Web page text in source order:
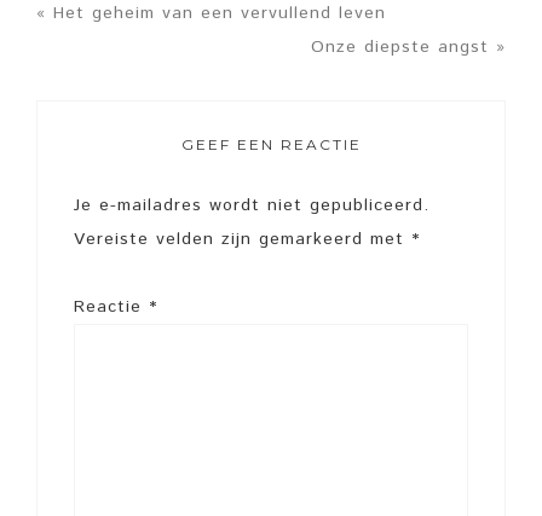
« Het geheim van een vervullend leven
Onze diepste angst »
GEEF EEN REACTIE
Je e-mailadres wordt niet gepubliceerd.
Vereiste velden zijn gemarkeerd met *
Reactie *